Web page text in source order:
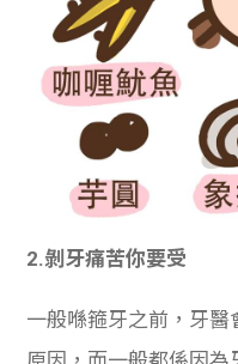
2.剝牙痛苦你要受
一般喺箍牙之前，牙